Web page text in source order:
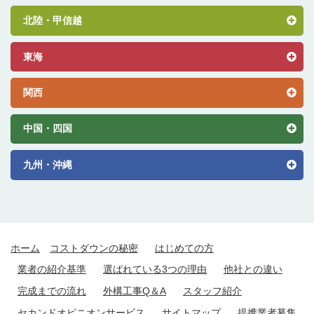
北陸・甲信越
東海
関西
中国・四国
九州・沖縄
ホーム コストダウンの秘密
はじめての方
業者の紹介基準
選ばれている3つの理由
他社との違い
完成までの流れ
外構工事Q＆A
スタッフ紹介